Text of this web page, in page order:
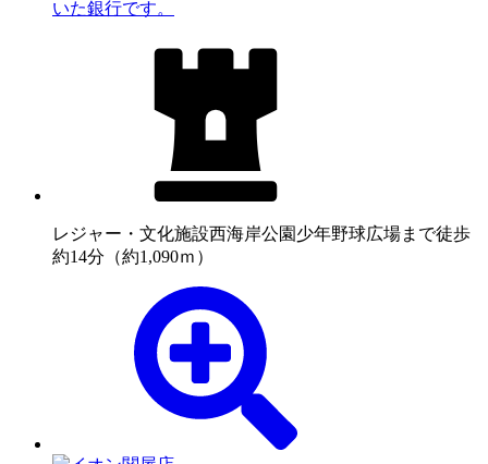
いた銀行です。
レジャー・文化施設西海岸公園少年野球広場まで徒歩
約14分（約1,090ｍ）